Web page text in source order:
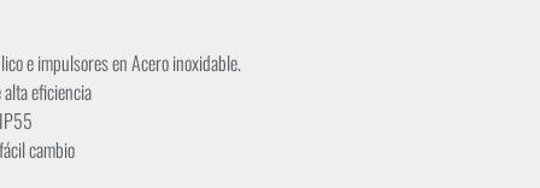
e impulsores en Acero inoxidable.
eficiencia
cambio